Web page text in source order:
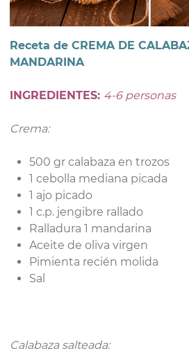
Receta de CREMA DE
MANDARINA
INGREDIENTES: 4-6 personas
Crema:
500 gr calabaza en trozos
1 cebolla mediana picada
1 ajo picado
1 c.p. jengibre rallado
Ralladura 1 mandarina
Aceite de oliva virgen
Pimienta recién molida
Sal
Calabaza salteada: